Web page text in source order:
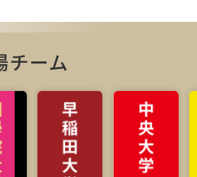
チーム